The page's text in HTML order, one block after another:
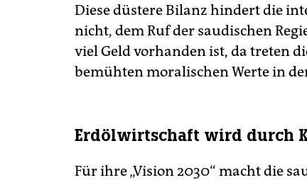
Diese düstere Bilanz hindert die
nicht, dem Ruf der saudischen
viel Geld vorhanden ist, da treten
bemühten moralischen Werte in
Erdölwirtschaft wird durch
Für ihre „Vision 2030“ macht die